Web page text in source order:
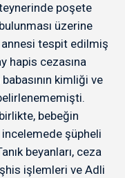
poşete
üzerine
tespit edilmiş
hapis cezasına
kimliği ve
bebeğin
şüpheli
beyanları, ceza
işlemleri ve Adli